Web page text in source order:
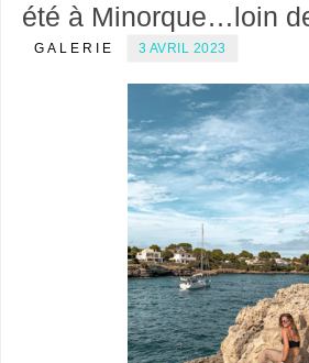
été à Minorque…loin
GALERIE 3 AVRIL 2023